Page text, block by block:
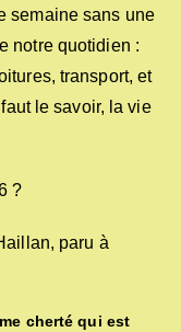
semaine sans une
notre quotidien :
transport, et
le savoir, la vie
?
paru à
cherté qui est